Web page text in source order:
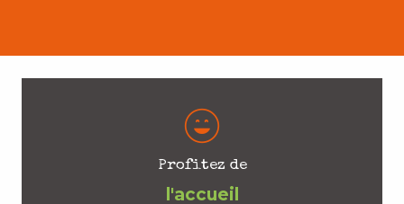
Profitez de
l'accueil